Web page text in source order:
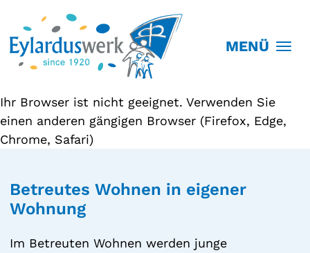
MENÜ
Ihr Browser ist nicht geeignet. Verwenden Sie
einen anderen gängigen Browser (Firefox, Edge,
Chrome, Safari)
Betreutes Wohnen in eigener
Wohnung
Im Betreuten Wohnen werden junge